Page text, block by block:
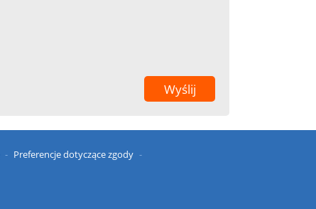
Preferencje dotyczące zgody